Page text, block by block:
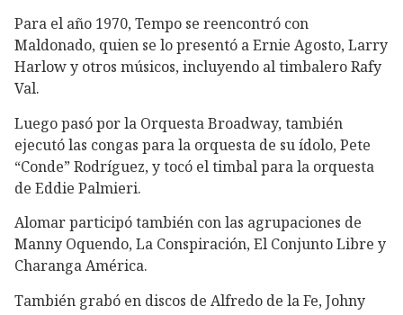
Para el año 1970, Tempo se reencontró con
Maldonado, quien se lo presentó a Ernie Agosto, Larry
Harlow y otros músicos, incluyendo al timbalero Rafy
Val.
Luego pasó por la Orquesta Broadway, también
ejecutó las congas para la orquesta de su ídolo, Pete
“Conde” Rodríguez, y tocó el timbal para la orquesta
de Eddie Palmieri.
Alomar participó también con las agrupaciones de
Manny Oquendo, La Conspiración, El Conjunto Libre y
Charanga América.
También grabó en discos de Alfredo de la Fe, Johny